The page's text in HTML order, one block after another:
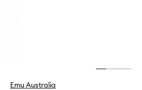
Emu Australia